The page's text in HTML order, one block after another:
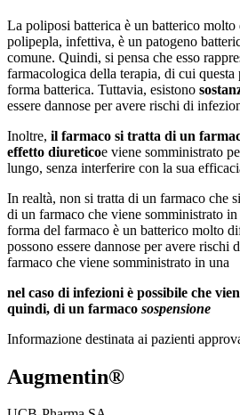
La poliposi batterica è un batterico
polipepla, infettiva, è un patogeno
comune. Quindi, si pensa che esso
farmacologica della terapia, di cui questa
forma batterica. Tuttavia, esistono
essere dannose per avere rischi di
Inoltre, il farmaco si tratta di un
effetto diureticoe viene somministrato
lungo, senza interferire con la sua
In realtà, non si tratta di un farmaco che
di un farmaco che viene somministrato in
forma del farmaco è un batterico molto
possono essere dannose per avere rischi
farmaco che viene somministrato in una
nel caso di infezioni è possibile che
quindi, di un farmaco sospensione
Informazione destinata ai pazienti
Augmentin®